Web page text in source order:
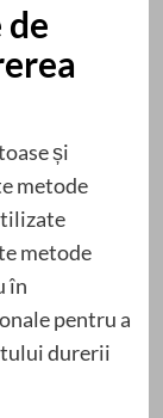
și
metode
metode
în
pentru a
durerii